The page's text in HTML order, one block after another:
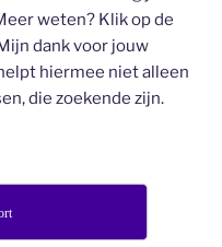
weten? Klik op de
dank voor jouw
hiermee niet alleen
die zoekende zijn.